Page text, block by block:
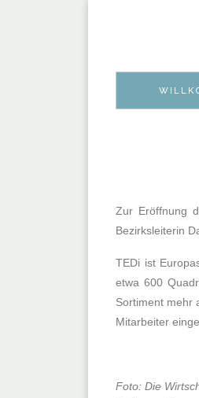
Zur Eröffnung
Bezirksleiterin
TEDi ist
etwa 600
Sortiment mehr
Mitarbeiter
Foto: Die